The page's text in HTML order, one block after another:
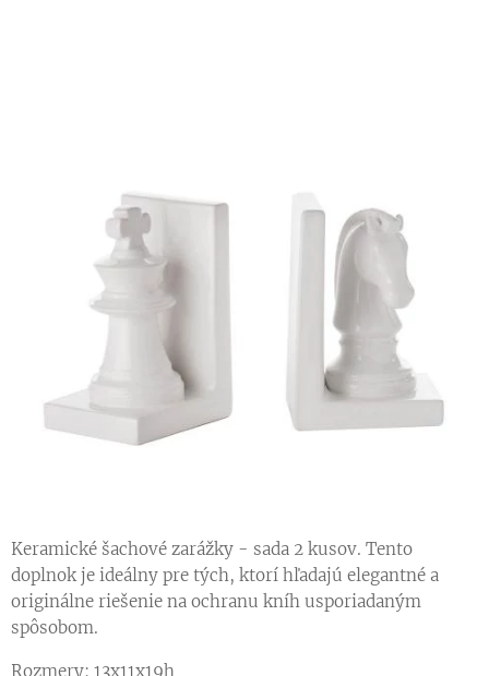
Keramické šachové zarážky - sada 2 kusov. Tento
doplnok je ideálny pre tých, ktorí hľadajú elegantné a
originálne riešenie na ochranu kníh usporiadaným
spôsobom.
Rozmery: 13x11x19h